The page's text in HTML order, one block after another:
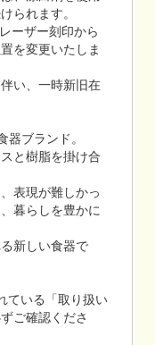
られます。
ーザー刻印から
を変更いたしま
い、一時新旧在
ブランド。
と樹脂を掛け合
表現が難しかっ
暮らしを豊かに
新しい食器で
ている「取り扱い
ご確認くださ